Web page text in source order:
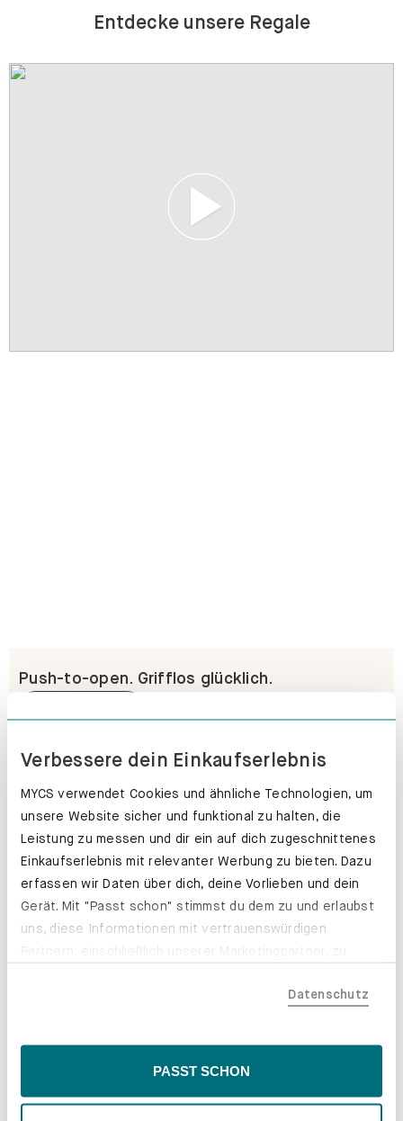
Verbessere dein Einkaufserlebnis
MYCS verwendet Cookies und ähnliche Technologien, um
unsere Website sicher und funktional zu halten, die
Leistung zu messen und dir ein auf dich zugeschnittenes
Einkaufserlebnis mit relevanter Werbung zu bieten. Dazu
erfassen wir Daten über dich, deine Vorlieben und dein
Gerät. Mit "Passt schon" stimmst du dem zu und erlaubst
uns, diese Informationen mit vertrauenswürdigen
der EU, beispielsweise in den USA, verarbeitet werden
Inhalte eingeschränkt sein könnten. Wähle
deiner Präferenzen. Du kannst deine Wahl jederzeit
Datenschutz
PASST SCHON
Entdecke unsere Regale
Push-to-open. Grifflos glücklich.
Schubladenkästen. Stabil mit Stil.
Erfahre mehr